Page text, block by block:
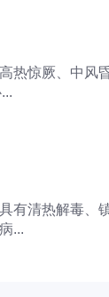
热惊厥、中风
有清热解毒、
...